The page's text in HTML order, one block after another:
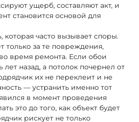
ущерб, составляют акт, и
становится основой для
которая часто вызывает споры.
только за те повреждения,
время ремонта. Если обои
назад, а потолок почернел от
их не переклеит и не
— устранить именно тот
в момент проведения
это до того, как объект будет
рискует не только